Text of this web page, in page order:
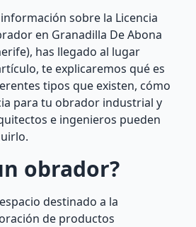
sobre la Licencia
en Granadilla De Abona
has llegado al lugar
te explicaremos qué es
tipos que existen, cómo
para tu obrador industrial y
e ingenieros pueden
obrador?
destinado a la
de productos